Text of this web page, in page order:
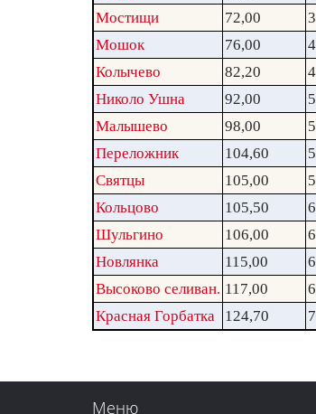
Мостищи
72,00
Мошок
76,00
Колычево
82,20
Николо Ушна
92,00
Малышево
98,00
Переложник
104,60
Святцы
105,00
Кольцово
105,50
Шульгино
106,00
Новлянка
115,00
Высоково селиван. 117,00
Красная Горбатка
124,70
Меню